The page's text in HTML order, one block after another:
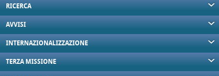
RICERCA
AVVISI
INTERNAZIONALIZZAZIONE
TERZA MISSIONE